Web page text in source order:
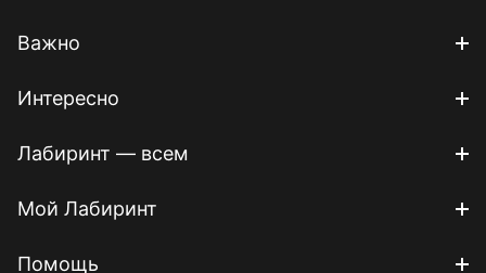
Важно
Интересно
Лабиринт — всем
Мой Лабиринт
Помощь